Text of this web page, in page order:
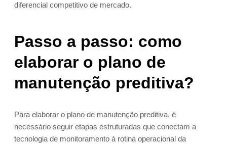
diferencial competitivo de mercado.
Passo a passo: como
elaborar o plano de
manutenção preditiva?
Para elaborar o plano de manutenção preditiva, é
necessário seguir etapas estruturadas que conectam a
tecnologia de monitoramento à rotina operacional da